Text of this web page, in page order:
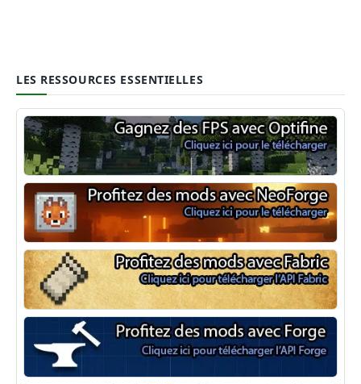
LES RESSOURCES ESSENTIELLES
Optifine
NeoForge
Minecraft Fabric
Minecraft Forge